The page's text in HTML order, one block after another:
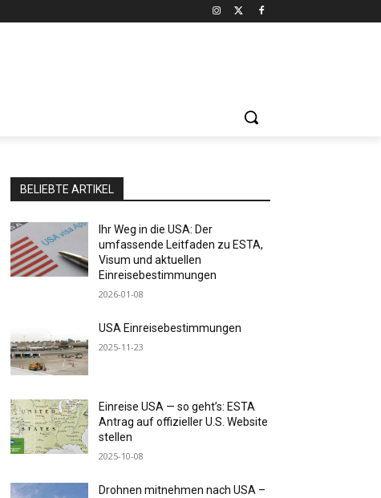
BELIEBTE ARTIKEL
Ihr Weg in die USA: Der
umfassende Leitfaden zu ESTA,
Visum und aktuellen
Einreisebestimmungen
2026-01-08
USA Einreisebestimmungen
2025-11-23
Einreise USA — so geht’s: ESTA
Antrag auf offizieller U.S. Website
stellen
2025-10-08
Drohnen mitnehmen nach USA –